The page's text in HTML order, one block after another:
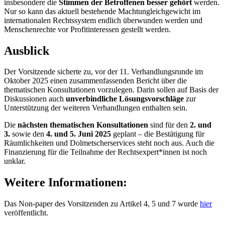
insbesondere die Stimmen der Betroffenen besser gehört werden.
Nur so kann das aktuell bestehende Machtungleichgewicht im
internationalen Rechtssystem endlich überwunden werden und
Menschenrechte vor Profitinteressen gestellt werden.
Ausblick
Der Vorsitzende sicherte zu, vor der 11. Verhandlungsrunde im
Oktober 2025 einen zusammenfassenden Bericht über die
thematischen Konsultationen vorzulegen. Darin sollen auf Basis der
Diskussionen auch unverbindliche Lösungsvorschläge zur
Unterstützung der weiteren Verhandlungen enthalten sein.
Die nächsten thematischen Konsultationen sind für den 2. und
3. sowie den 4. und 5. Juni 2025 geplant – die Bestätigung für
Räumlichkeiten und Dolmetscherservices steht noch aus. Auch die
Finanzierung für die Teilnahme der Rechtsexpert*innen ist noch
unklar.
Weitere Informationen:
Das Non-paper des Vorsitzenden zu Artikel 4, 5 und 7 wurde hier
veröffentlicht.